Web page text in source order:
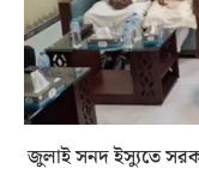
জুলাই সনদ ইস্যুতে